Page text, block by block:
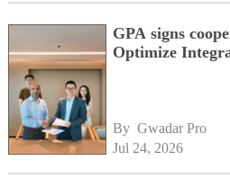
GPA signs
Optimize
By Gwadar Pro
Jul 24, 2026